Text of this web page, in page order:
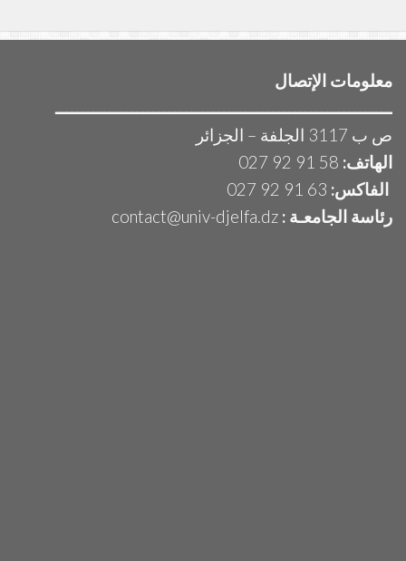
معلومات الإتصال
ــــــــــــــــــــــــــــــــــــــــــــــــــــــــــــــ
ص ب 3117 الجلفة – الجزائر
الهاتف:
الفاكس:
رئاسة الجامعـة : contact@univ-djelfa.dz